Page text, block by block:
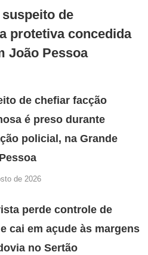
de
protetiva concedida
João Pessoa
de chefiar facção
é preso durante
policial, na Grande
de 2026
perde controle de
cai em açude às margens
no Sertão